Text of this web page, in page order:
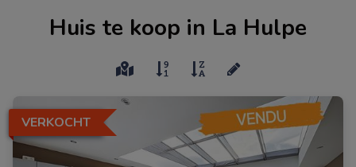
Huis te koop in La Hulpe
VERKOCHT